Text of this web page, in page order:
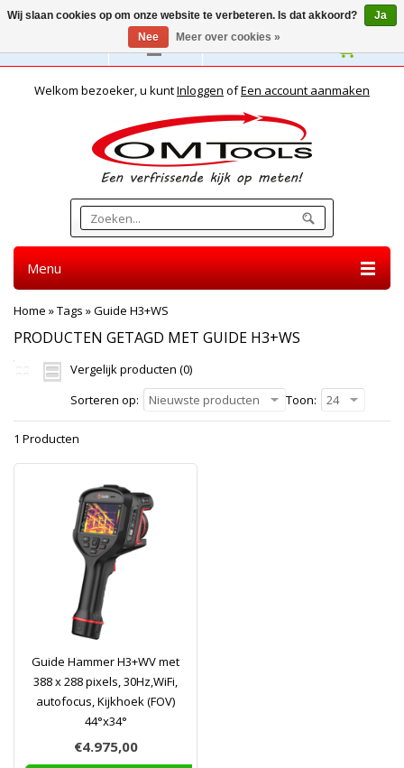
Nederlands
Welkom bezoeker, u kuntInloggen ofEen account aanmaken
Menu
Home »Tags »Guide H3+WS
PRODUCTEN GETAGD MET GUIDE H3+WS
Vergelijk producten (0)
Sorteren op:
Nieuwste producten Toon: 24
1 Producten
Guide Hammer H3+WV met
388 x 288 pixels, 30Hz,WiFi,
autofocus, Kijkhoek (FOV)
44°x34°
€4.975,00
Wij slaan cookies op om onze website te verbeteren. Is dat akkoord?
Ja
Nee
Meer over cookies »